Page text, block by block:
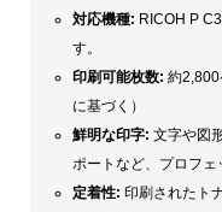
対応機種: RICOH P
す。
印刷可能枚数: 約2,800
に基づく）
鮮明な印字: 文字や図
ポートなど、プロフェ
定着性: 印刷されたト